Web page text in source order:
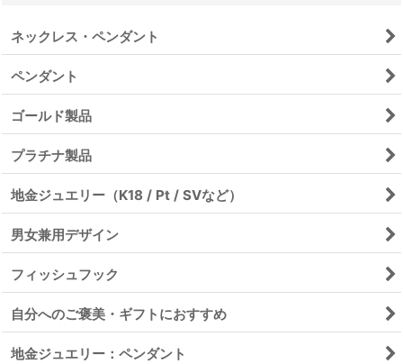
ネックレス・ペンダント
ペンダント
ゴールド製品
プラチナ製品
地金ジュエリー（K18 / Pt / SVなど）
男女兼用デザイン
フィッシュフック
自分へのご褒美・ギフトにおすすめ
地金ジュエリー：ペンダント